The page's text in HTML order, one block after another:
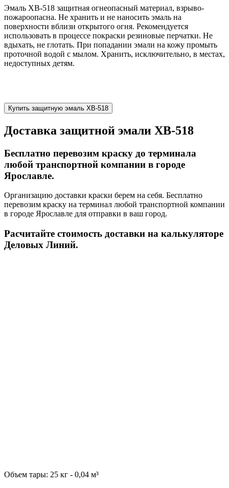
Эмаль ХВ-518 защитная огнеопасный материал, взрыво-
пожароопасна. Не хранить и не наносить эмаль на
поверхности вблизи открытого огня. Рекомендуется
использовать в процессе покраски резиновые перчатки. Не
вдыхать, не глотать. При попадании эмали на кожу промыть
проточной водой с мылом. Хранить, исключительно, в местах,
недоступных детям.
Купить защитную эмаль ХВ-518
Доставка защитной эмали ХВ-518
Бесплатно перевозим краску до терминала
любой транспортной компании в городе
Ярославле.
Организацию доставки краски берем на себя. Бесплатно
перевозим краску на терминал любой транспортной компании
в городе Ярославле для отправки в ваш город.
Расчитайте стоимость доставки на калькуляторе
Деловых Линий.
Объем тары: 25 кг - 0,04 м³